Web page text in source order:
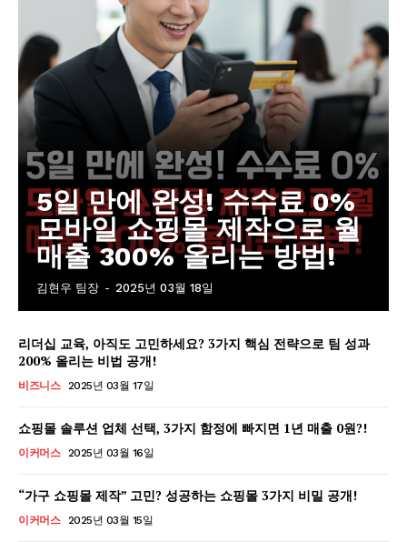
5일 만에 완성! 수수료 0%
모바일 쇼핑몰 제작으로 월
매출 300% 올리는 방법!
김현우 팀장 - 2025년 03월 18일
리더십 교육, 아직도 고민하세요? 3가지 핵심 전략으로 팀 성과
200% 올리는 비법 공개!
비즈니스 2025년 03월 17일
쇼핑몰 솔루션 업체 선택, 3가지 함정에 빠지면 1년 매출 0원?!
이커머스 2025년 03월 16일
“가구 쇼핑몰 제작” 고민? 성공하는 쇼핑몰 3가지 비밀 공개!
이커머스 2025년 03월 15일